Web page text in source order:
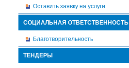
Оставить заявку на услуги
СОЦИАЛЬНАЯ ОТВЕТСТВЕННОСТЬ
Благотворительность
ТЕНДЕРЫ